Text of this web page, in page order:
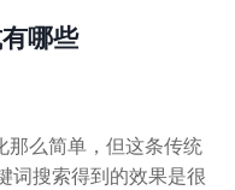
哪些
那么简单，但这条传统
词搜索得到的效果是很